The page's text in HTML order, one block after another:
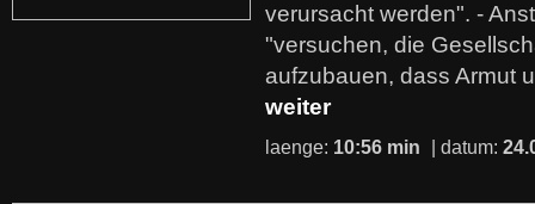
verursacht werden". -
"versuchen, die
aufzubauen, dass Armut
weiter
laenge: 10:56 min | datum: